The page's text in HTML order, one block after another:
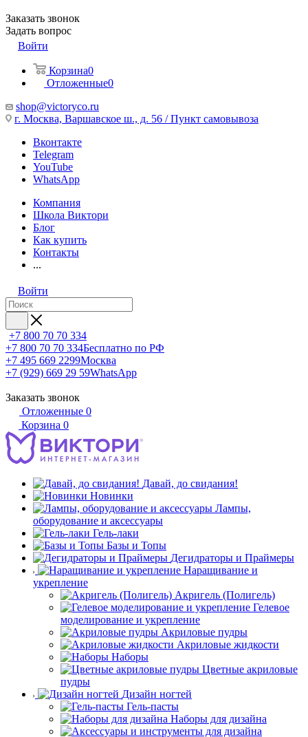
Заказать звонок
Задать вопрос
Войти
Корзина0
Отложенные0
shop@victoryco.ru
г. Москва, Варшавское ш., д. 56 / Пункт самовывоза
Вконтакте
Telegram
YouTube
WhatsApp
Компания
Школа Виктори
Блог
Как купить
Контакты
...
Войти
+7 800 70 70 334
+7 800 70 70 334Бесплатно по РФ
+7 495 669 2299Москва
+7 (929) 669 29 59WhatsApp
Заказать звонок
Отложенные 0
Корзина 0
Давай, до свидания!
Новинки
Лампы,
оборудование и аксессуары
Гель-лаки
Базы и Топы
Дегидраторы и Праймеры
Наращивание и
укрепление
Акригель (Полигель)
Гелевое
моделирование и укрепление
Акриловые пудры
Акриловые жидкости
Наборы
Цветные акриловые
пудры
Дизайн ногтей
Гель-пасты
Наборы для дизайна